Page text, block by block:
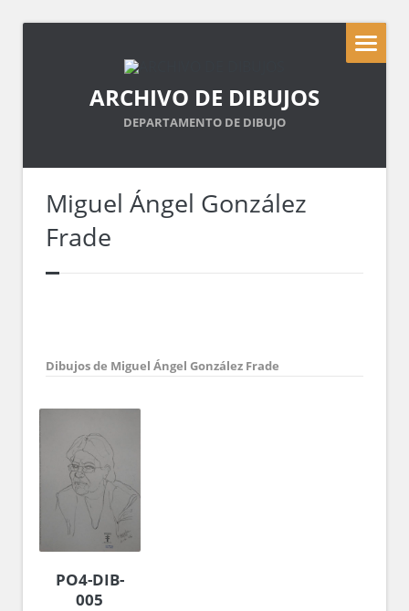
ARCHIVO DE DIBUJOS
DEPARTAMENTO DE DIBUJO
Miguel Ángel González
Frade
Dibujos de Miguel Ángel González Frade
PO4-DIB-
005